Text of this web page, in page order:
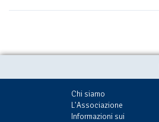
Chi siamo
L'Associazione
Informazioni sui